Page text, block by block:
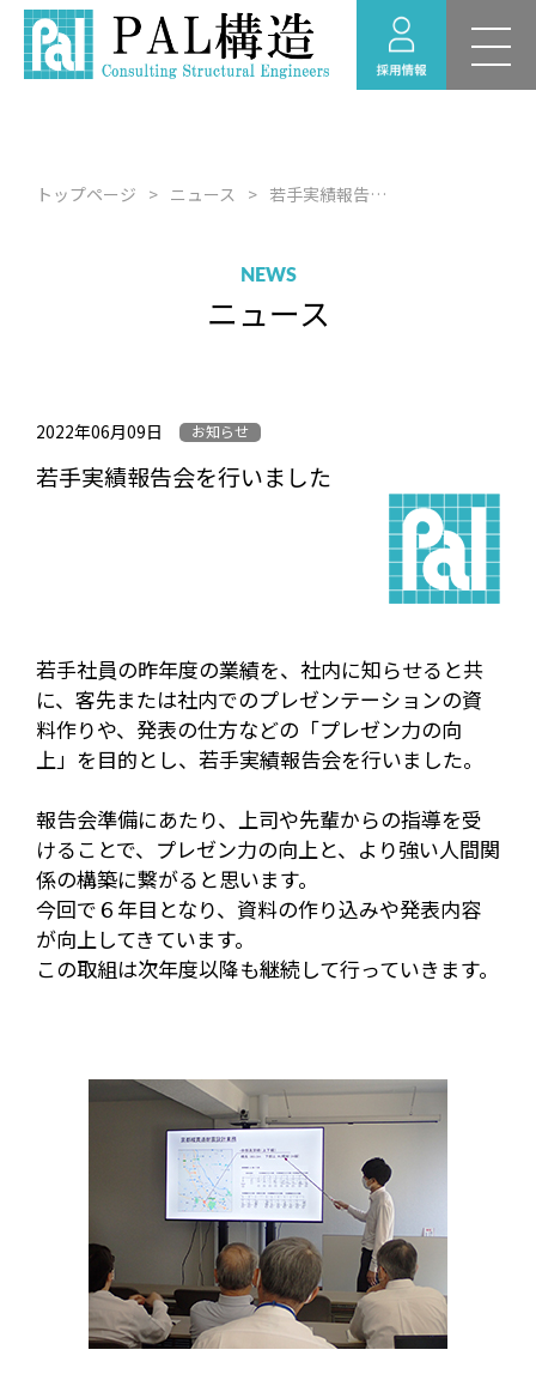
新卒採用 募集要項
採用のお問い合わせ
採用情報ニュース
トップページ ニュース 若手実績報告会を行いました
NEWS
ニュース
2022年06月09日 お知らせ
若手実績報告会を行いました
若手社員の昨年度の業績を、社内に知らせると共
に、客先または社内でのプレゼンテーションの資
料作りや、発表の仕方などの「プレゼン力の向
上」を目的とし、若手実績報告会を行いました。
報告会準備にあたり、上司や先輩からの指導を受
けることで、プレゼン力の向上と、より強い人間関
係の構築に繋がると思います。
今回で６年目となり、資料の作り込みや発表内容
が向上してきています。
この取組は次年度以降も継続して行っていきます。